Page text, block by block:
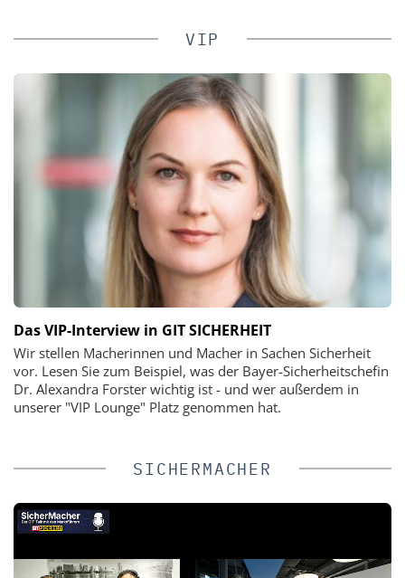
VIP
Das VIP-Interview in GIT SICHERHEIT
Wir stellen Macherinnen und Macher in Sachen Sicherheit
vor. Lesen Sie zum Beispiel, was der Bayer-Sicherheitschefin
Dr. Alexandra Forster wichtig ist - und wer außerdem in
unserer "VIP Lounge" Platz genommen hat.
SICHERMACHER